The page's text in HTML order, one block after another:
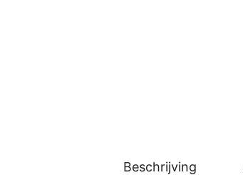
Beschrijving